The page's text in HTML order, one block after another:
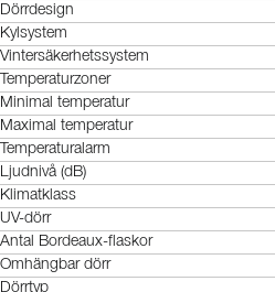
Dörrdesign
Kylsystem
Vintersäkerhetssystem
Temperaturzoner
Minimal temperatur
Maximal temperatur
Temperaturalarm
Ljudnivå (dB)
Klimatklass
UV-dörr
Antal Bordeaux-flaskor
Omhängbar dörr
Dörrtyp